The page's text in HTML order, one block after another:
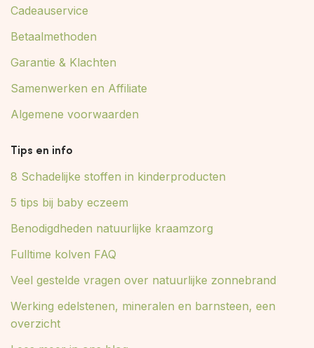
Cadeauservice
Betaalmethoden
Garantie & Klachten
Samenwerken en Affiliate
Algemene voorwaarden
Tips en info
8 Schadelijke stoffen in kinderproducten
5 tips bij baby eczeem
Benodigdheden natuurlijke kraamzorg
Fulltime kolven FAQ
Veel gestelde vragen over natuurlijke zonnebrand
Werking edelstenen, mineralen en barnsteen, een
overzicht